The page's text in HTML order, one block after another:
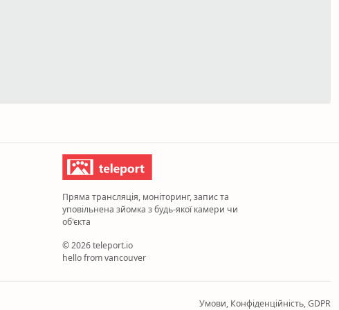
Пряма трансляція, моніторинг, запис та
уповільнена зйомка з будь-якої камери чи
об'єкта
© 2026 teleport.io
hello from vancouver
Умови, Конфіденційність, GDPR